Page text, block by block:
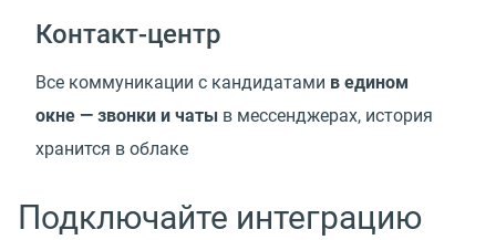
Контакт-центр
Все коммуникации с кандидатами в едином
окне — звонки и чаты в мессенджерах, история
хранится в облаке
Подключайте интеграцию